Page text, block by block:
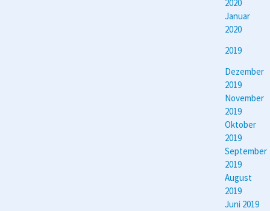
2020
Januar
2020
2019
Dezember
2019
November
2019
Oktober
2019
September
2019
August
2019
Juni 2019